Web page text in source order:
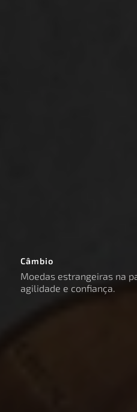
Câmbio
Moedas estrangeiras na
agilidade e confiança.